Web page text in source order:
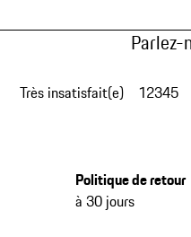
Parlez-
Très insatisfait(e) 12345
Politique de retour
à 30 jours